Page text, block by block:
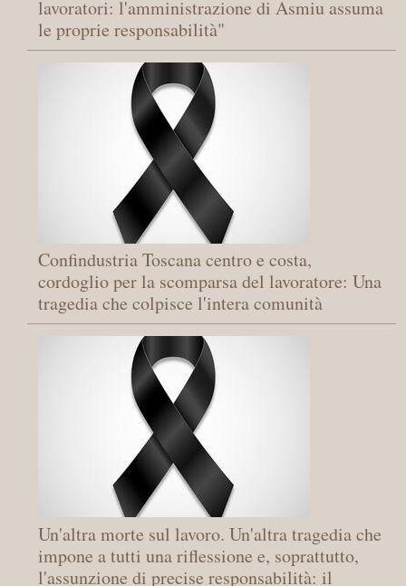
lavoratori: l'amministrazione di Asmiu assuma
le proprie responsabilità"
Confindustria Toscana centro e costa,
cordoglio per la scomparsa del lavoratore: Una
tragedia che colpisce l'intera comunità
Un'altra morte sul lavoro. Un'altra tragedia che
impone a tutti una riflessione e, soprattutto,
l'assunzione di precise responsabilità: il